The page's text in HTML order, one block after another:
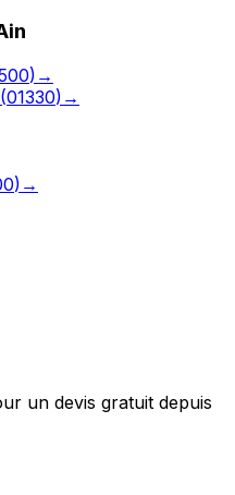
) →
(01330) →
) →
un devis gratuit depuis